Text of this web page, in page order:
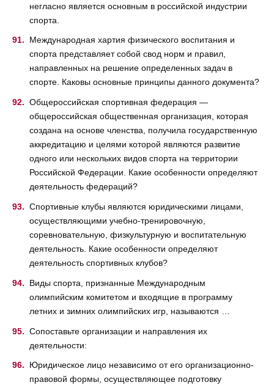
негласно является основным в российской индустрии
спорта.
Международная хартия физического воспитания и
спорта представляет собой свод норм и правил,
направленных на решение определенных задач в
спорте. Каковы основные принципы данного документа?
Общероссийская спортивная федерация —
общероссийская общественная организация, которая
создана на основе членства, получила государственную
аккредитацию и целями которой являются развитие
одного или нескольких видов спорта на территории
Российской Федерации. Какие особенности определяют
деятельность федераций?
Спортивные клубы являются юридическими лицами,
осуществляющими учебно-тренировочную,
соревновательную, физкультурную и воспитательную
деятельность. Какие особенности определяют
деятельность спортивных клубов?
Виды спорта, признанные Международным
олимпийским комитетом и входящие в программу
летних и зимних олимпийских игр, называются …
Сопоставьте организации и направления их
деятельности:
Юридическое лицо независимо от его организационно-
правовой формы, осуществляющее подготовку